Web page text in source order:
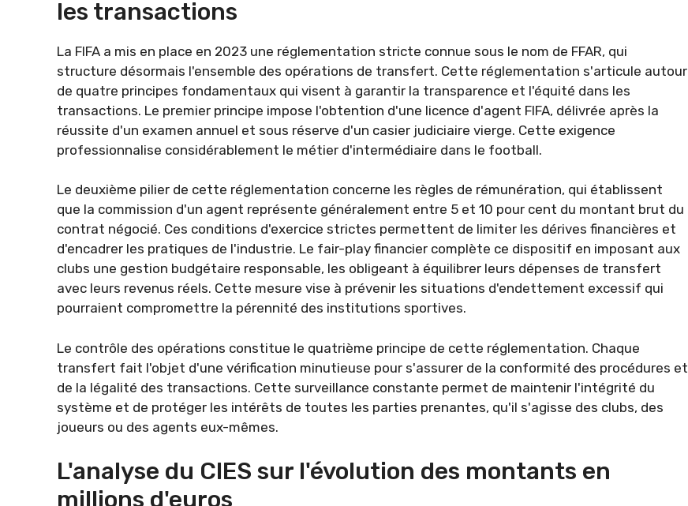
les transactions
La FIFA a mis en place en 2023 une réglementation stricte connue sous le nom de FFAR, qui
structure désormais l'ensemble des opérations de transfert. Cette réglementation s'articule autour
de quatre principes fondamentaux qui visent à garantir la transparence et l'équité dans les
transactions. Le premier principe impose l'obtention d'une licence d'agent FIFA, délivrée après la
réussite d'un examen annuel et sous réserve d'un casier judiciaire vierge. Cette exigence
professionnalise considérablement le métier d'intermédiaire dans le football.
Le deuxième pilier de cette réglementation concerne les règles de rémunération, qui établissent
que la commission d'un agent représente généralement entre 5 et 10 pour cent du montant brut du
contrat négocié. Ces conditions d'exercice strictes permettent de limiter les dérives financières et
d'encadrer les pratiques de l'industrie. Le fair-play financier complète ce dispositif en imposant aux
clubs une gestion budgétaire responsable, les obligeant à équilibrer leurs dépenses de transfert
avec leurs revenus réels. Cette mesure vise à prévenir les situations d'endettement excessif qui
pourraient compromettre la pérennité des institutions sportives.
Le contrôle des opérations constitue le quatrième principe de cette réglementation. Chaque
transfert fait l'objet d'une vérification minutieuse pour s'assurer de la conformité des procédures et
de la légalité des transactions. Cette surveillance constante permet de maintenir l'intégrité du
système et de protéger les intérêts de toutes les parties prenantes, qu'il s'agisse des clubs, des
joueurs ou des agents eux-mêmes.
L'analyse du CIES sur l'évolution des montants en
millions d'euros